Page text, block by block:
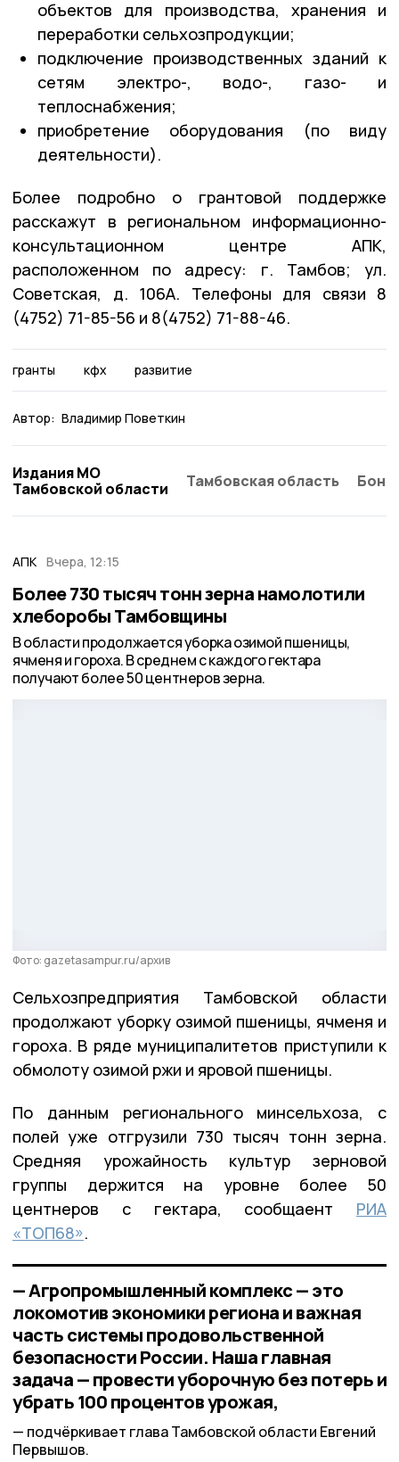
объектов для производства, хранения и
переработки сельхозпродукции;
подключение производственных зданий к
сетям электро-, водо-, газо- и
теплоснабжения;
приобретение оборудования (по виду
деятельности).
Более подробно о грантовой поддержке
расскажут в региональном информационно-
консультационном центре АПК,
расположенном по адресу: г. Тамбов; ул.
Советская, д. 106А. Телефоны для связи 8
(4752) 71-85-56 и 8(4752) 71-88-46.
гранты кфх развитие
Автор: Владимир Поветкин
Издания МО
Тамбовской области
Тамбовская область
АПК Вчера, 12:15
Более 730 тысяч тонн зерна намолотили
хлеборобы Тамбовщины
В области продолжается уборка озимой пшеницы,
ячменя и гороха. В среднем с каждого гектара
получают более 50 центнеров зерна.
Фото: gazetasampur.ru/архив
Сельхозпредприятия Тамбовской области
продолжают уборку озимой пшеницы, ячменя и
гороха. В ряде муниципалитетов приступили к
обмолоту озимой ржи и яровой пшеницы.
По данным регионального минсельхоза, с
полей уже отгрузили 730 тысяч тонн зерна.
Средняя урожайность культур зерновой
группы держится на уровне более 50
центнеров с гектара, сообщаент РИА
«ТОП68».
— Агропромышленный комплекс — это
локомотив экономики региона и важная
часть системы продовольственной
безопасности России. Наша главная
задача — провести уборочную без потерь и
убрать 100 процентов урожая,
подчёркивает глава Тамбовской области Евгений
Первышов.